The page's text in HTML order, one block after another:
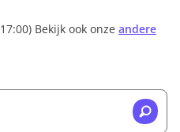
Bekijk ook onze andere